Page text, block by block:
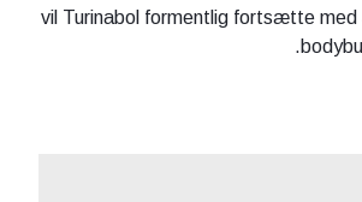
vil Turinabol formentlig fortsætte med